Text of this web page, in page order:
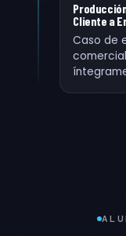
Cliente a
Caso de